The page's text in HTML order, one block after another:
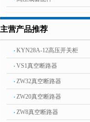
主营产品推荐
KYN28A-12高压开关柜
VS1真空断路器
ZW32真空断路器
ZW20真空断路器
ZW8真空断路器